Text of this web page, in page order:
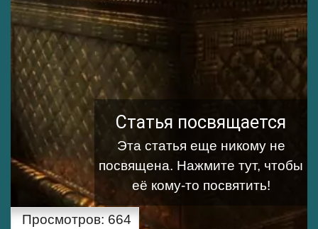
Статья посвящается
Эта статья еще никому не
посвящена. Нажмите тут, чтобы
её кому-то посвятить!
Просмотров: 664